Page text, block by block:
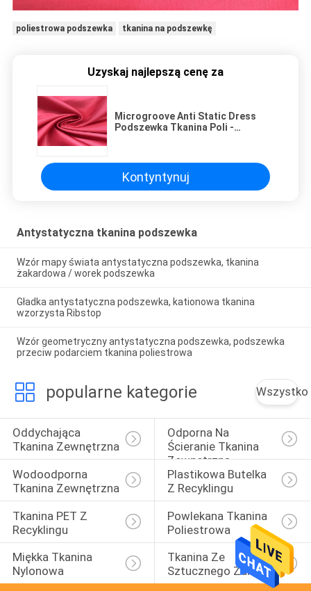
poliestrowa podszewka tkanina na podszewkę
Uzyskaj najlepszą cenę za
Microgroove Anti Static Dress
Podszewka Tkanina Poli -
Kontyntynuj
Antystatyczna tkanina podszewka
Wzór mapy świata antystatyczna podszewka, tkanina
żakardowa / worek podszewka
Gładka antystatyczna podszewka, kationowa tkanina
wzorzysta Ribstop
Wzór geometryczny antystatyczna podszewka, podszewka
przeciw podarciem tkanina poliestrowa
popularne kategorie Wszystko
Oddychająca
Tkanina Zewnętrzna
Odporna Na
Ścieranie Tkanina
Zewnętrzna
Wodoodporna
Tkanina Zewnętrzna
Plastikowa Butelka
Z Recyklingu
Tkanina PET Z
Recyklingu
Powlekana Tkanina
Poliestrowa
Miękka Tkanina
Nylonowa
Tkanina Ze
Sztucznego Zamszu